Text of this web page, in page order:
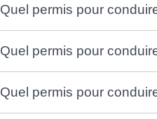
Quel permis pour
Quel permis pour
Quel permis pour